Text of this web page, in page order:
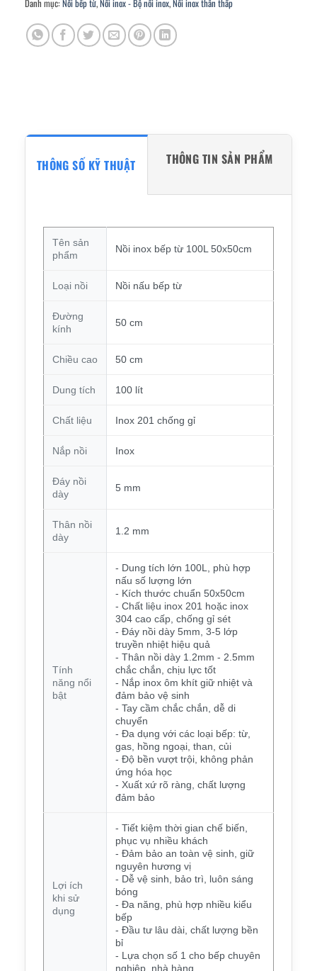
Danh mục: Nồi bếp từ,Nồi inox - Bộ nồi inox,Nồi inox thân thấp
THÔNG SỐ KỸ THUẬT THÔNG TIN SẢN PHẨM
Tên sản
phẩm
Nồi inox bếp từ 100L 50x50cm
Loại nồi Nồi nấu bếp từ
Đường
kính
50 cm
Chiều cao 50 cm
Dung tích 100 lít
Chất liệu Inox 201 chống gỉ
Nắp nồi Inox
Đáy nồi
dày
5 mm
Thân nồi
dày
1.2 mm
Tính
năng nổi
bật
- Dung tích lớn 100L, phù hợp
nấu số lượng lớn
- Kích thước chuẩn 50x50cm
- Chất liệu inox 201 hoặc inox
304 cao cấp, chống gỉ sét
- Đáy nồi dày 5mm, 3-5 lớp
truyền nhiệt hiệu quả
- Thân nồi dày 1.2mm - 2.5mm
chắc chắn, chịu lực tốt
- Nắp inox ôm khít giữ nhiệt và
đảm bảo vệ sinh
- Tay cầm chắc chắn, dễ di
chuyển
- Đa dụng với các loại bếp: từ,
gas, hồng ngoại, than, củi
- Độ bền vượt trội, không phản
ứng hóa học
- Xuất xứ rõ ràng, chất lượng
đảm bảo
Lợi ích
khi sử
dụng
- Tiết kiệm thời gian chế biến,
phục vụ nhiều khách
- Đảm bảo an toàn vệ sinh, giữ
nguyên hương vị
- Dễ vệ sinh, bảo trì, luôn sáng
bóng
- Đa năng, phù hợp nhiều kiểu
bếp
- Đầu tư lâu dài, chất lượng bền
bỉ
- Lựa chọn số 1 cho bếp chuyên
nghiệp, nhà hàng